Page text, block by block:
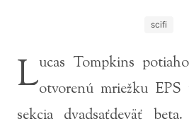
scifi
Lucas Tompkins
otvorenú mriežku
sekcia dvadsaťdeväť